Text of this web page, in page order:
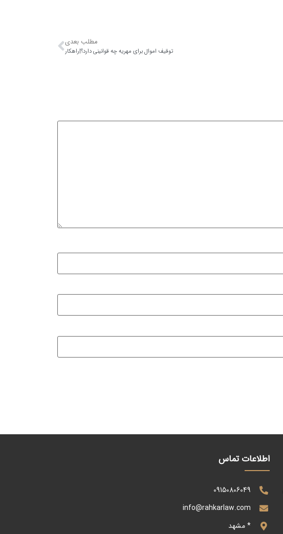
مطلب بعدی
توقیف اموال برای مهریه چه قوانینی دارد؟|راهکار
اطلاعات تماس
09150806049
info@rahkarlaw.com
* مشهد